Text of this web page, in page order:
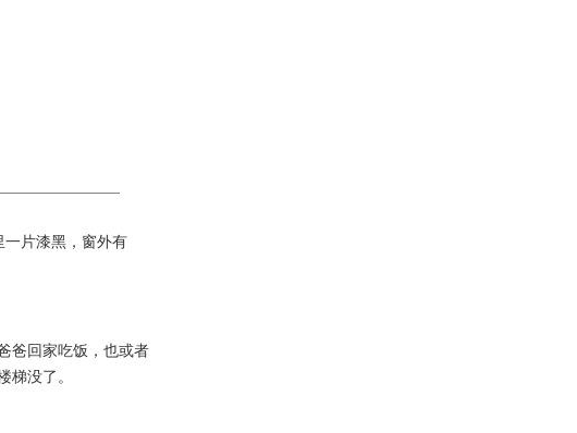
片漆黑，窗外有
爸回家吃饭，也或者
梯没了。